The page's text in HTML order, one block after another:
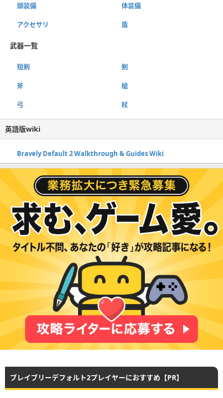
頭装備 体装備
アクセサリ 盾
武器一覧
短剣 剣
斧 槍
弓 杖
英語版wiki
Bravely Default 2 Walkthrough & Guides Wiki
ブレイブリーデフォルト2プレイヤーにおすすめ【PR】